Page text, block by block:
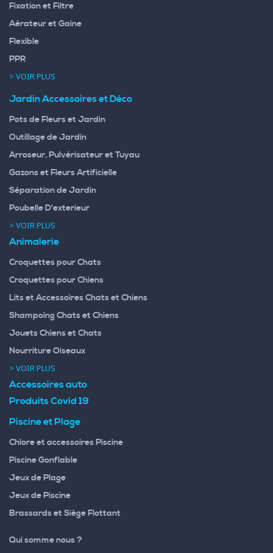
Fixation et Filtre
Aérateur et Gaine
Flexible
PPR
> VOIR PLUS
Jardin Accessoires et Déco
Pots de Fleurs et Jardin
Outillage de Jardin
Arroseur, Pulvérisateur et Tuyau
Gazons et Fleurs Artificielle
Séparation de Jardin
Poubelle D'exterieur
> VOIR PLUS
Animalerie
Croquettes pour Chats
Croquettes pour Chiens
Lits et Accessoires Chats et Chiens
Shampoing Chats et Chiens
Jouets Chiens et Chats
Nourriture Oiseaux
> VOIR PLUS
Accessoires auto
Produits Covid 19
Piscine et Plage
Chlore et accessoires Piscine
Piscine Gonflable
Jeux de Plage
Jeux de Piscine
Brassards et Siège Flottant
Qui somme nous ?